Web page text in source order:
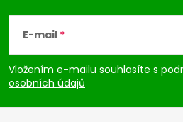
p
a
E-mail
Vložením e-mailu souhlasíte s
osobních údajů